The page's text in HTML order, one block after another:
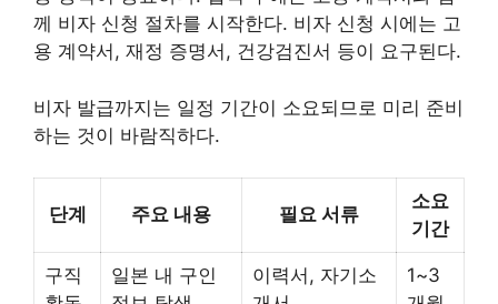
께 비자 신청 절차를 시작한다. 비자 신청 시에는 고
용 계약서, 재정 증명서, 건강검진서 등이 요구된다.
비자 발급까지는 일정 기간이 소요되므로 미리 준비
하는 것이 바람직하다.
단계 주요 내용 필요 서류
소요
기간
구직
일본 내 구인
이력서, 자기소
1~3